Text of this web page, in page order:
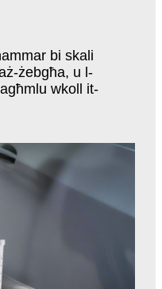
bi skali
żebgħa, u l-
wkoll it-